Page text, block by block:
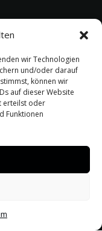
wir Technologien
und/oder darauf
können wir
auf dieser Website
erteilst oder
Funktionen